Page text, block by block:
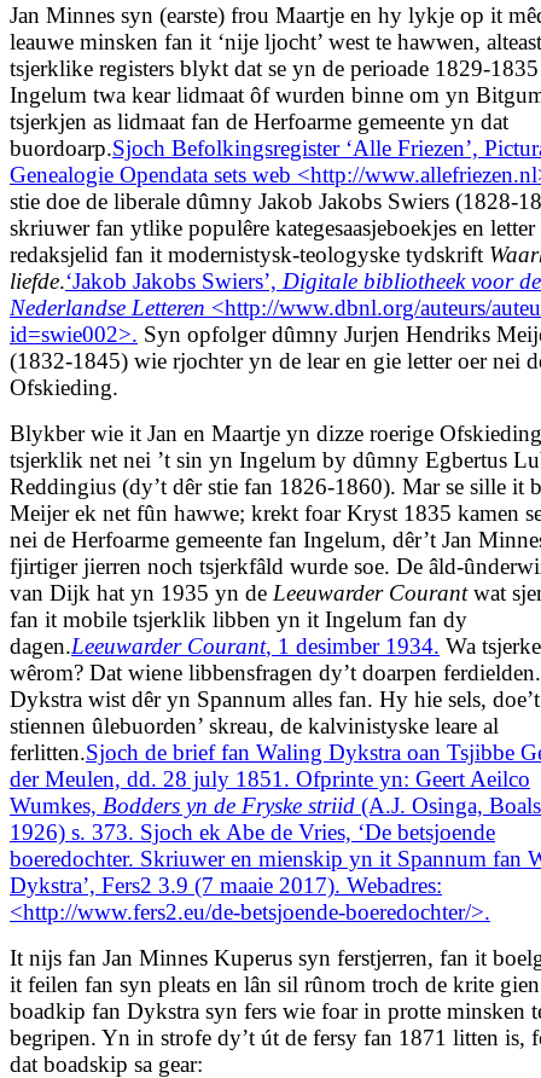
Jan Minnes syn (earste) frou Maartje en hy lykje op it
leauwe minsken fan it ‘nije ljocht’ west te hawwen,
tsjerklike registers blykt dat se yn de perioade 1829-
Ingelum twa kear lidmaat ôf wurden binne om yn
tsjerkjen as lidmaat fan de Herfoarme gemeente yn dat
buordoarp.Sjoch Befolkingsregister ‘Alle Friezen’,
Genealogie Opendata sets web <http://
stie doe de liberale dûmny Jakob Jakobs Swiers (1828-
skriuwer fan ytlike populêre kategesaasjeboekjes en letter
redaksjelid fan it modernistysk-teologyske tydskrift
liefde.‘Jakob Jakobs Swiers’, Digitale bibliotheek voor de
Nederlandse Letteren <http://www.dbnl.org/auteurs/
id=swie002>. Syn opfolger dûmny Jurjen Hendriks
(1832-1845) wie rjochter yn de lear en gie letter oer nei
Ofskieding.
Blykber wie it Jan en Maartje yn dizze roerige
tsjerklik net nei ’t sin yn Ingelum by dûmny Egbertus
Reddingius (dy’t dêr stie fan 1826-1860). Mar se sille it
Meijer ek net fûn hawwe; krekt foar Kryst 1835 kamen
nei de Herfoarme gemeente fan Ingelum, dêr’t Jan
fjirtiger jierren noch tsjerkfâld wurde soe. De âld-
van Dijk hat yn 1935 yn de Leeuwarder Courantwat
fan it mobile tsjerklik libben yn it Ingelum fan dy
dagen.Leeuwarder Courant, 1 desimber 1934. Wa
wêrom? Dat wiene libbensfragen dy’t doarpen
Dykstra wist dêr yn Spannum alles fan. Hy hie sels, doe’t
stiennen ûlebuorden’ skreau, de kalvinistyske leare al
ferlitten.Sjoch de brief fan Waling Dykstra oan Tsjibbe
der Meulen, dd. 28 july 1851. Ofprinte yn: Geert Aeilco
Wumkes, Bodders yn de Fryske striid (A.J. Osinga,
1926) s. 373. Sjoch ek Abe de Vries, ‘De betsjoende
boeredochter. Skriuwer en mienskip yn it Spannum fan
Dykstra’, Fers2 3.9 (7 maaie 2017). Webadres:
<http://www.fers2.eu/de-betsjoende-boeredochter/>.
It nijs fan Jan Minnes Kuperus syn ferstjerren, fan it
it feilen fan syn pleats en lân sil rûnom troch de krite
boadkip fan Dykstra syn fers wie foar in protte minsken
begripen. Yn in strofe dy’t út de fersy fan 1871 litten is,
dat boadskip sa gear: